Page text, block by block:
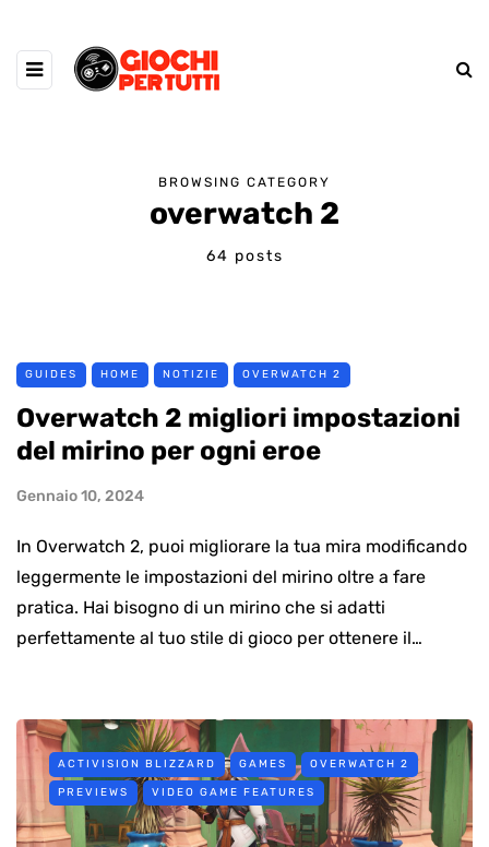
BROWSING CATEGORY
overwatch 2
64 posts
GUIDES HOME NOTIZIE OVERWATCH 2
Overwatch 2 migliori impostazioni
del mirino per ogni eroe
Gennaio 10, 2024
In Overwatch 2, puoi migliorare la tua mira modificando
leggermente le impostazioni del mirino oltre a fare
pratica. Hai bisogno di un mirino che si adatti
perfettamente al tuo stile di gioco per ottenere il…
ACTIVISION BLIZZARD GAMES OVERWATCH 2
PREVIEWS VIDEO GAME FEATURES